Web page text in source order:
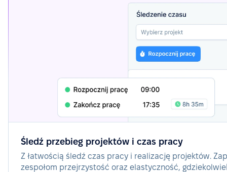
Śledź przebieg projektów i czas pracy
Z łatwością śledź czas pracy i realizację projektów.
zespołom przejrzystość oraz elastyczność,